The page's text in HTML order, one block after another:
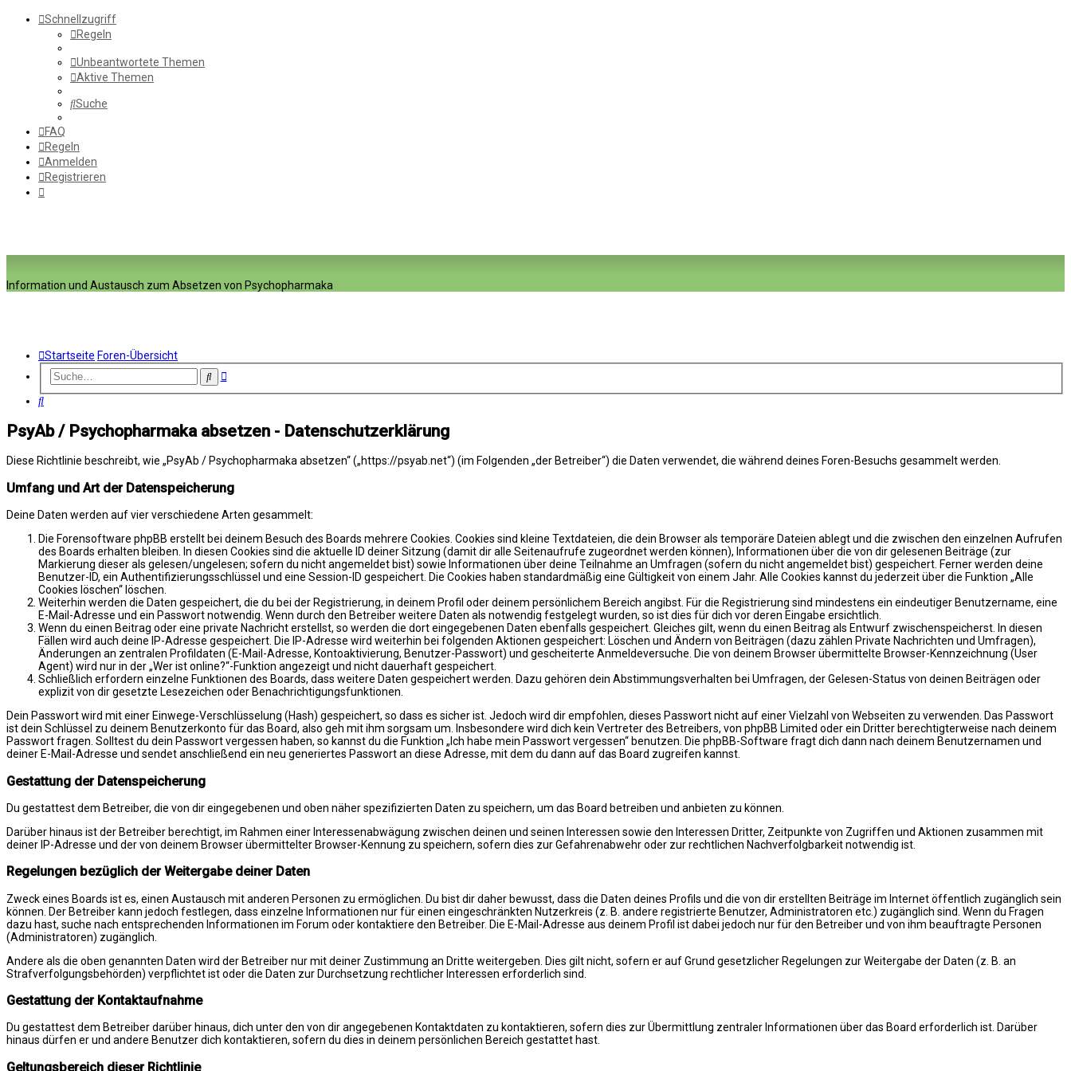
Schnellzugriff
Regeln
Unbeantwortete Themen
Aktive Themen
Suche
FAQ
Regeln
Anmelden
Registrieren
Information und Austausch zum Absetzen von Psychopharmaka
Startseite Foren-Übersicht
SucheErweiterte
Suche
PsyAb / Psychopharmaka absetzen - Datenschutzerklärung
Diese Richtlinie beschreibt, wie „PsyAb / Psychopharmaka absetzen“ („https://psyab.net“) (im Folgenden „der Betreiber“) die Daten verwendet, die während deines Foren-Besuchs gesammelt werden.
Umfang und Art der Datenspeicherung
Deine Daten werden auf vier verschiedene Arten gesammelt:
Die Forensoftware phpBB erstellt bei deinem Besuch des Boards mehrere Cookies. Cookies sind kleine Textdateien, die dein Browser als temporäre Dateien ablegt und die zwischen den einzelnen Aufrufen
des Boards erhalten bleiben. In diesen Cookies sind die aktuelle ID deiner Sitzung (damit dir alle Seitenaufrufe zugeordnet werden können), Informationen über die von dir gelesenen Beiträge (zur
Markierung dieser als gelesen/ungelesen; sofern du nicht angemeldet bist) sowie Informationen über deine Teilnahme an Umfragen (sofern du nicht angemeldet bist) gespeichert. Ferner werden deine
Benutzer-ID, ein Authentifizierungsschlüssel und eine Session-ID gespeichert. Die Cookies haben standardmäßig eine Gültigkeit von einem Jahr. Alle Cookies kannst du jederzeit über die Funktion „Alle
Cookies löschen“ löschen.
Weiterhin werden die Daten gespeichert, die du bei der Registrierung, in deinem Profil oder deinem persönlichem Bereich angibst. Für die Registrierung sind mindestens ein eindeutiger Benutzername, eine
E-Mail-Adresse und ein Passwort notwendig. Wenn durch den Betreiber weitere Daten als notwendig festgelegt wurden, so ist dies für dich vor deren Eingabe ersichtlich.
Wenn du einen Beitrag oder eine private Nachricht erstellst, so werden die dort eingegebenen Daten ebenfalls gespeichert. Gleiches gilt, wenn du einen Beitrag als Entwurf zwischenspeicherst. In diesen
Fällen wird auch deine IP-Adresse gespeichert. Die IP-Adresse wird weiterhin bei folgenden Aktionen gespeichert: Löschen und Ändern von Beiträgen (dazu zählen Private Nachrichten und Umfragen),
Änderungen an zentralen Profildaten (E-Mail-Adresse, Kontoaktivierung, Benutzer-Passwort) und gescheiterte Anmeldeversuche. Die von deinem Browser übermittelte Browser-Kennzeichnung (User
Agent) wird nur in der „Wer ist online?“-Funktion angezeigt und nicht dauerhaft gespeichert.
Schließlich erfordern einzelne Funktionen des Boards, dass weitere Daten gespeichert werden. Dazu gehören dein Abstimmungsverhalten bei Umfragen, der Gelesen-Status von deinen Beiträgen oder
explizit von dir gesetzte Lesezeichen oder Benachrichtigungsfunktionen.
Dein Passwort wird mit einer Einwege-Verschlüsselung (Hash) gespeichert, so dass es sicher ist. Jedoch wird dir empfohlen, dieses Passwort nicht auf einer Vielzahl von Webseiten zu verwenden. Das Passwort
ist dein Schlüssel zu deinem Benutzerkonto für das Board, also geh mit ihm sorgsam um. Insbesondere wird dich kein Vertreter des Betreibers, von phpBB Limited oder ein Dritter berechtigterweise nach deinem
Passwort fragen. Solltest du dein Passwort vergessen haben, so kannst du die Funktion „Ich habe mein Passwort vergessen“ benutzen. Die phpBB-Software fragt dich dann nach deinem Benutzernamen und
deiner E-Mail-Adresse und sendet anschließend ein neu generiertes Passwort an diese Adresse, mit dem du dann auf das Board zugreifen kannst.
Gestattung der Datenspeicherung
Du gestattest dem Betreiber, die von dir eingegebenen und oben näher spezifizierten Daten zu speichern, um das Board betreiben und anbieten zu können.
Darüber hinaus ist der Betreiber berechtigt, im Rahmen einer Interessenabwägung zwischen deinen und seinen Interessen sowie den Interessen Dritter, Zeitpunkte von Zugriffen und Aktionen zusammen mit
deiner IP-Adresse und der von deinem Browser übermittelter Browser-Kennung zu speichern, sofern dies zur Gefahrenabwehr oder zur rechtlichen Nachverfolgbarkeit notwendig ist.
Regelungen bezüglich der Weitergabe deiner Daten
Zweck eines Boards ist es, einen Austausch mit anderen Personen zu ermöglichen. Du bist dir daher bewusst, dass die Daten deines Profils und die von dir erstellten Beiträge im Internet öffentlich zugänglich sein
können. Der Betreiber kann jedoch festlegen, dass einzelne Informationen nur für einen eingeschränkten Nutzerkreis (z. B. andere registrierte Benutzer, Administratoren etc.) zugänglich sind. Wenn du Fragen
dazu hast, suche nach entsprechenden Informationen im Forum oder kontaktiere den Betreiber. Die E-Mail-Adresse aus deinem Profil ist dabei jedoch nur für den Betreiber und von ihm beauftragte Personen
(Administratoren) zugänglich.
Andere als die oben genannten Daten wird der Betreiber nur mit deiner Zustimmung an Dritte weitergeben. Dies gilt nicht, sofern er auf Grund gesetzlicher Regelungen zur Weitergabe der Daten (z. B. an
Strafverfolgungsbehörden) verpflichtet ist oder die Daten zur Durchsetzung rechtlicher Interessen erforderlich sind.
Gestattung der Kontaktaufnahme
Du gestattest dem Betreiber darüber hinaus, dich unter den von dir angegebenen Kontaktdaten zu kontaktieren, sofern dies zur Übermittlung zentraler Informationen über das Board erforderlich ist. Darüber
hinaus dürfen er und andere Benutzer dich kontaktieren, sofern du dies in deinem persönlichen Bereich gestattet hast.
Geltungsbereich dieser Richtlinie